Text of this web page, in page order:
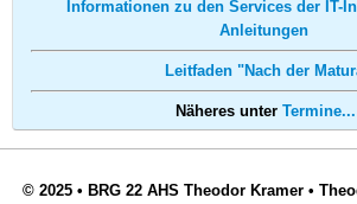
Informationen zu den Services der IT-
Anleitungen
Leitfaden "Nach der
Näheres unter Termine...
© 2025 • BRG 22 AHS Theodor Kramer •